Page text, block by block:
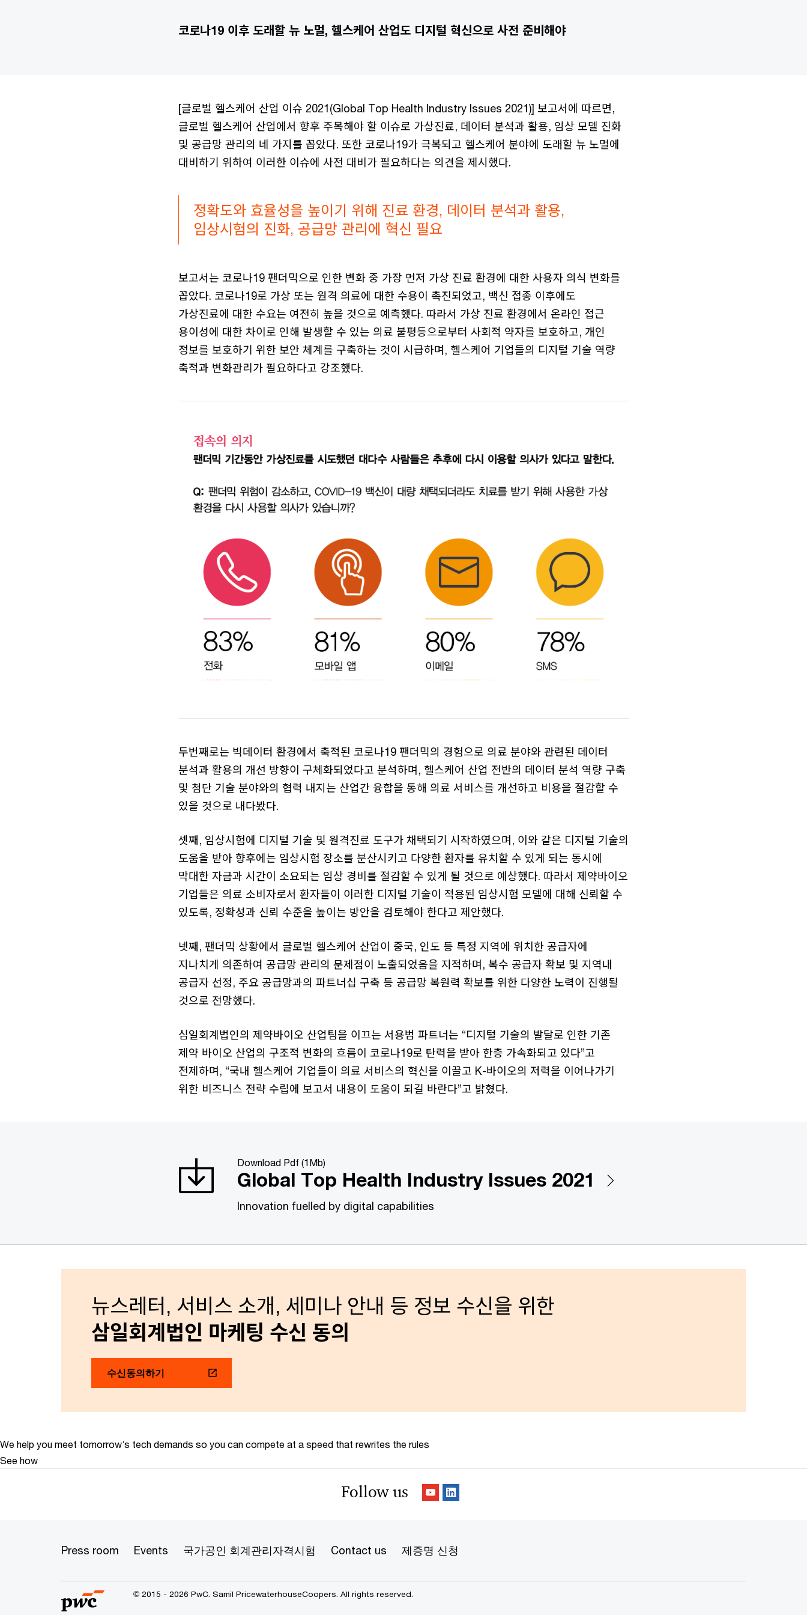
코로나19 이후 도래할 뉴 노멀, 헬스케어 산업도 디지털 혁신으로 사전 준비해야
[글로벌 헬스케어 산업 이슈 2021(Global Top Health Industry Issues 2021)] 보고서에 따르면,
글로벌 헬스케어 산업에서 향후 주목해야 할 이슈로 가상진료, 데이터 분석과 활용, 임상 모델 진화
및 공급망 관리의 네 가지를 꼽았다. 또한 코로나19가 극복되고 헬스케어 분야에 도래할 뉴 노멀에
대비하기 위하여 이러한 이슈에 사전 대비가 필요하다는 의견을 제시했다.
정확도와 효율성을 높이기 위해 진료 환경, 데이터 분석과 활용,
임상시험의 진화, 공급망 관리에 혁신 필요
보고서는 코로나19 팬더믹으로 인한 변화 중 가장 먼저 가상 진료 환경에 대한 사용자 의식 변화를
꼽았다. 코로나19로 가상 또는 원격 의료에 대한 수용이 촉진되었고, 백신 접종 이후에도
가상진료에 대한 수요는 여전히 높을 것으로 예측했다. 따라서 가상 진료 환경에서 온라인 접근
용이성에 대한 차이로 인해 발생할 수 있는 의료 불평등으로부터 사회적 약자를 보호하고, 개인
정보를 보호하기 위한 보안 체계를 구축하는 것이 시급하며, 헬스케어 기업들의 디지털 기술 역량
축적과 변화관리가 필요하다고 강조했다.
두번째로는 빅데이터 환경에서 축적된 코로나19 팬더믹의 경험으로 의료 분야와 관련된 데이터
분석과 활용의 개선 방향이 구체화되었다고 분석하며, 헬스케어 산업 전반의 데이터 분석 역량 구축
및 첨단 기술 분야와의 협력 내지는 산업간 융합을 통해 의료 서비스를 개선하고 비용을 절감할 수
있을 것으로 내다봤다.
셋째, 임상시험에 디지털 기술 및 원격진료 도구가 채택되기 시작하였으며, 이와 같은 디지털 기술의
도움을 받아 향후에는 임상시험 장소를 분산시키고 다양한 환자를 유치할 수 있게 되는 동시에
막대한 자금과 시간이 소요되는 임상 경비를 절감할 수 있게 될 것으로 예상했다. 따라서 제약바이오
기업들은 의료 소비자로서 환자들이 이러한 디지털 기술이 적용된 임상시험 모델에 대해 신뢰할 수
있도록, 정확성과 신뢰 수준을 높이는 방안을 검토해야 한다고 제안했다.
넷째, 팬더믹 상황에서 글로벌 헬스케어 산업이 중국, 인도 등 특정 지역에 위치한 공급자에
지나치게 의존하여 공급망 관리의 문제점이 노출되었음을 지적하며, 복수 공급자 확보 및 지역내
공급자 선정, 주요 공급망과의 파트너십 구축 등 공급망 복원력 확보를 위한 다양한 노력이 진행될
것으로 전망했다.
심일회계법인의 제약바이오 산업팀을 이끄는 서용범 파트너는 “디지털 기술의 발달로 인한 기존
제약 바이오 산업의 구조적 변화의 흐름이 코로나19로 탄력을 받아 한층 가속화되고 있다”고
전제하며, “국내 헬스케어 기업들이 의료 서비스의 혁신을 이끌고 K-바이오의 저력을 이어나가기
위한 비즈니스 전략 수립에 보고서 내용이 도움이 되길 바란다”고 밝혔다.
Download Pdf (1Mb)
Global Top Health Industry Issues 2021
Innovation fuelled by digital capabilities
뉴스레터, 서비스 소개, 세미나 안내 등 정보 수신을 위한
삼일회계법인 마케팅 수신 동의
수신동의하기
We help you meet tomorrow’s tech demands so you can compete at a speed that rewrites the rules
See how
Follow us
Press room Events 국가공인 회계관리자격시험 Contact us 제증명 신청
© 2015 - 2026 PwC. Samil PricewaterhouseCoopers. All rights reserved.